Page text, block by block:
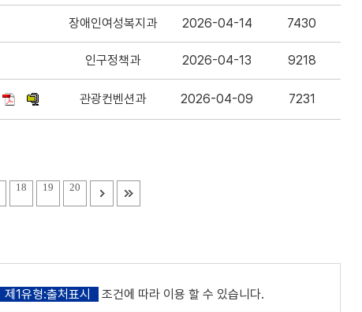
장애인여성복지과 2026-04-14 7430
인구정책과 2026-04-13 9218
관광컨벤션과 2026-04-09 7231
18 19 20
제1유형:출처표시 조건에 따라 이용 할 수 있습니다.